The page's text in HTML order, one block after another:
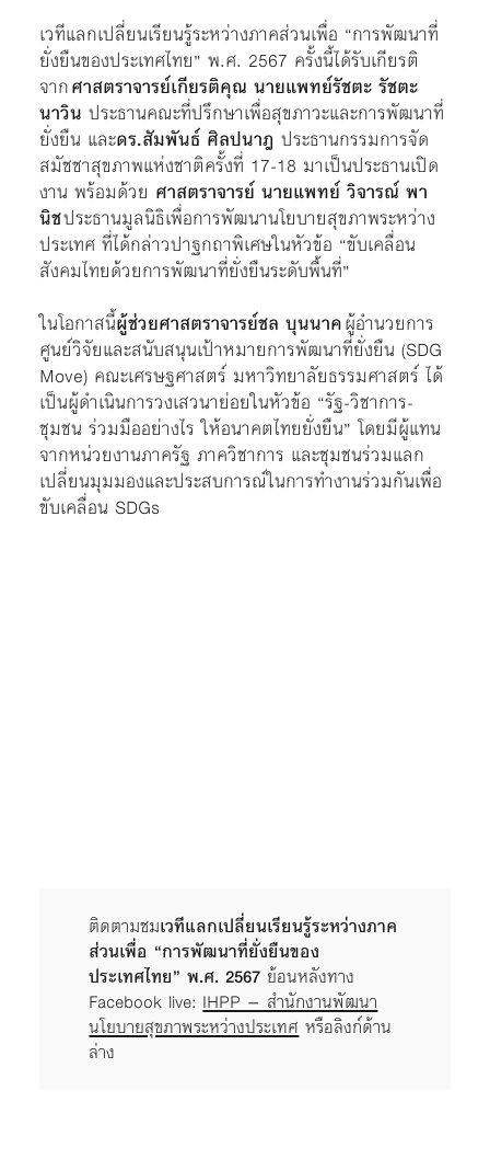
เวทีแลกเปลี่ยนเรียนรู้ระหว่างภาคส่วนเพื่อ “การพัฒนาที่
ยั่งยืนของประเทศไทย” พ.ศ. 2567 ครั้งนี้ได้รับเกียรติ
จากศาสตราจารย์เกียรติคุณ นายแพทย์รัชตะ รัชตะ
นาวิน ประธานคณะที่ปรึกษาเพื่อสุขภาวะและการพัฒนาที่
ยั่งยืน และดร.สัมพันธ์ ศิลปนาฎ ประธานกรรมการจัด
สมัชชาสุขภาพแห่งชาติครั้งที่ 17-18 มาเป็นประธานเปิด
งาน พร้อมด้วย ศาสตราจารย์ นายแพทย์ วิจารณ์ พา
นิชประธานมูลนิธิเพื่อการพัฒนานโยบายสุขภาพระหว่าง
ประเทศ ที่ได้กล่าวปาฐกถาพิเศษในหัวข้อ “ขับเคลื่อน
สังคมไทยด้วยการพัฒนาที่ยั่งยืนระดับพื้นที่”
ในโอกาสนี้ผู้ช่วยศาสตราจารย์ชล บุนนาคผู้อำนวยการ
ศูนย์วิจัยและสนับสนุนเป้าหมายการพัฒนาที่ยั่งยืน (SDG
Move) คณะเศรษฐศาสตร์ มหาวิทยาลัยธรรมศาสตร์ ได้
เป็นผู้ดำเนินการวงเสวนาย่อยในหัวข้อ “รัฐ-วิชาการ-
ชุมชน ร่วมมืออย่างไร ให้อนาคตไทยยั่งยืน” โดยมีผู้แทน
จากหน่วยงานภาครัฐ ภาควิชาการ และชุมชนร่วมแลก
เปลี่ยนมุมมองและประสบการณ์ในการทำงานร่วมกันเพื่อ
ขับเคลื่อน SDGs
ติดตามชมเวทีแลกเปลี่ยนเรียนรู้ระหว่างภาค
ส่วนเพื่อ “การพัฒนาที่ยั่งยืนของ
ประเทศไทย” พ.ศ. 2567 ย้อนหลังทาง
Facebook live: IHPP – สำนักงานพัฒนา
นโยบายสุขภาพระหว่างประเทศ หรือลิงก์ด้าน
ล่าง